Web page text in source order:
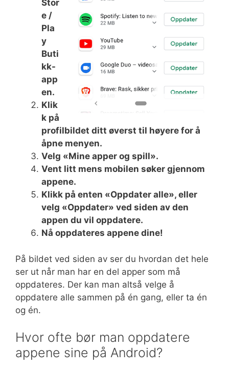
Stor
e /
Pla
y
Buti
kk-
app
en.
Klik
k på
profilbildet ditt øverst til høyere for å
åpne menyen.
Velg «Mine apper og spill».
Vent litt mens mobilen søker gjennom
appene.
Klikk på enten «Oppdater alle», eller
velg «Oppdater» ved siden av den
appen du vil oppdatere.
Nå oppdateres appene dine!
På bildet ved siden av ser du hvordan det hele
ser ut når man har en del apper som må
oppdateres. Der kan man altså velge å
oppdatere alle sammen på én gang, eller ta én
og én.
Hvor ofte bør man oppdatere
appene sine på Android?